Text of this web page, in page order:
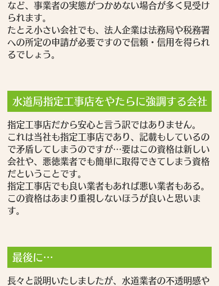
など、事業者の実態がつかめない場合が多く見受け
られます。
たとえ小さい会社でも、法人企業は法務局や税務署
への所定の申請が必要ですので信頼・信用を得られ
るでしょう。
水道局指定工事店をやたらに強調する会社
指定工事店だから安心と言う訳ではありません。
これは当社も指定工事店であり、記載もしているの
で矛盾してしまうのですが…要はこの資格は新しい
会社や、悪徳業者でも簡単に取得できてしまう資格
だということです。
指定工事店でも良い業者もあれば悪い業者もある。
この資格はあまり重視しないほうが良いと思いま
す。
最後に…
長々と説明いたしましたが、水道業者の不透明感や